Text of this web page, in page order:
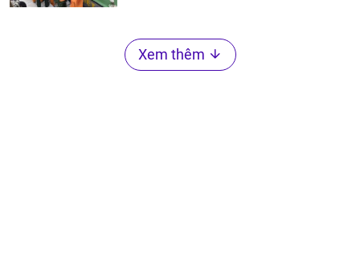
Xem thêm